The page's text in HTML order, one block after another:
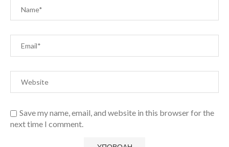
Save my name, email, and website in this browser for the
next time I comment.